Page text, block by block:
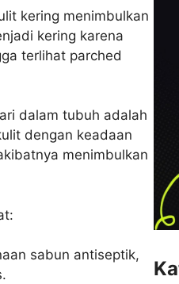
kering menimbulkan
kering karena
terlihat parched
dalam tubuh adalah
dengan keadaan
menimbulkan
sabun antiseptik,